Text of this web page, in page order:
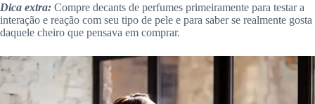
Dica extra: Compre decants de perfumes primeiramente para testar a
interação e reação com seu tipo de pele e para saber se realmente gosta
daquele cheiro que pensava em comprar.